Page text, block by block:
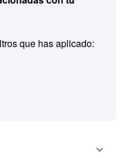
que has aplicado: